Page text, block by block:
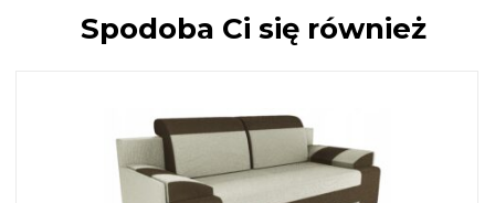
Spodoba Ci się również